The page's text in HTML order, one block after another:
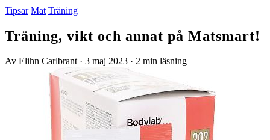
Tipsar Mat Träning
Träning, vikt och annat på Matsmart!
Av Elihn Carlbrant · 3 maj 2023 · 2 min läsning